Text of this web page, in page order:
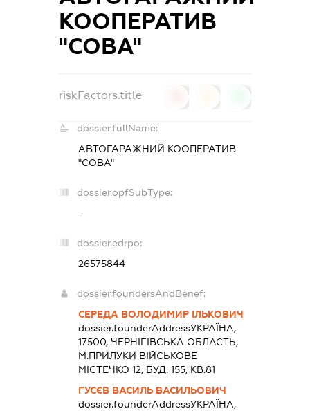
КООПЕРАТИВ
"СОВА"
riskFactors.title
dossier.fullName:
АВТОГАРАЖНИЙ КООПЕРАТИВ
"СОВА"
dossier.opfSubType:
-
dossier.edrpo:
26575844
dossier.foundersAndBenef:
СЕРЕДА ВОЛОДИМИР ІЛЬКОВИЧ
dossier.founderAddressУКРАЇНА,
17500, ЧЕРНIГIВСЬКА ОБЛАСТЬ,
М.ПРИЛУКИ ВІЙСЬКОВЕ
МІСТЕЧКО 12, БУД. 155, КВ.81
ГУСЄВ ВАСИЛЬ ВАСИЛЬОВИЧ
dossier.founderAddressУКРАЇНА,